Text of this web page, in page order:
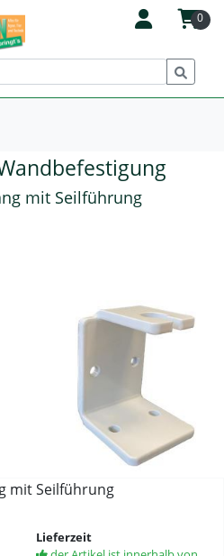
0
mit Seilführung
mit Seilführung
Lieferzeit